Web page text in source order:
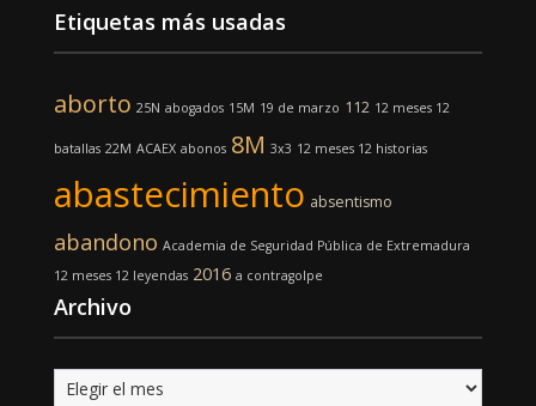
Etiquetas más usadas
aborto 25N abogados 15M 19 de marzo 112 12 meses 12
batallas 22M ACAEX abonos 8M 3x3 12 meses 12 historias
abastecimiento absentismo
abandono Academia de Seguridad Pública de Extremadura
12 meses 12 leyendas 2016 a contragolpe
Archivo
Archivo